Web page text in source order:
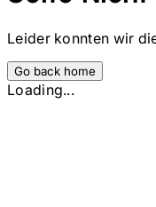
Leider konnten wir
Go back home
Loading...